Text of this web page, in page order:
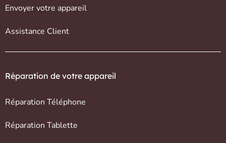
Envoyer votre appareil
Assistance Client
Réparation de votre appareil
Réparation Téléphone
Réparation Tablette